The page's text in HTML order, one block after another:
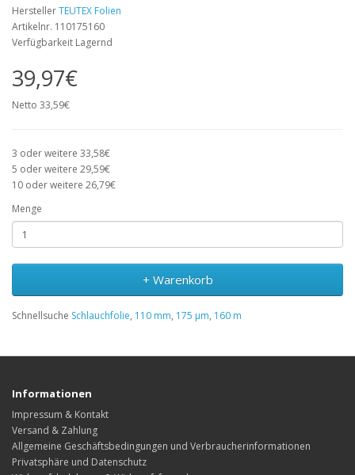
HerstellerTEUTEX Folien
Artikelnr. 110175160
Verfügbarkeit Lagernd
39,97€
Netto 33,59€
3 oder weitere 33,58€
5 oder weitere 29,59€
10 oder weitere 26,79€
Menge
+ Warenkorb
Schnellsuche Schlauchfolie, 110 mm, 175 µm, 160 m
Informationen
Impressum & Kontakt
Versand & Zahlung
Allgemeine Geschäftsbedingungen und Verbraucherinformationen
Privatsphäre und Datenschutz